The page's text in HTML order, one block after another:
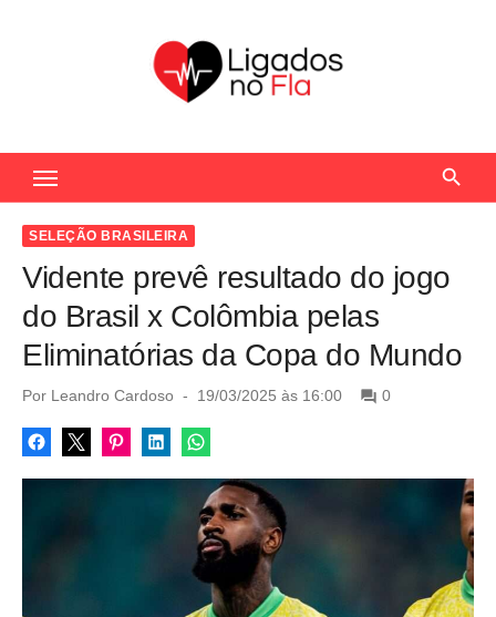
c
SELEÇÃO BRASILEIRA
Vidente prevê resultado do jogo
do Brasil x Colômbia pelas
Eliminatórias da Copa do Mundo
Por Leandro Cardoso
P
s
t
o
n
19/03/2025 às 16:00 0